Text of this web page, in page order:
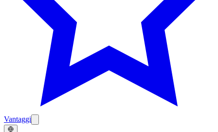
Vantaggi